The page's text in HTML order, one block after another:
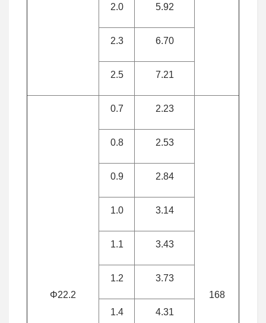
2.0 5.92
2.3 6.70
2.5 7.21
Φ22.2
0.7 2.23
168
0.8 2.53
0.9 2.84
1.0 3.14
1.1 3.43
1.2 3.73
1.4 4.31